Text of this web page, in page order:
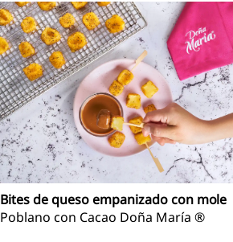
Bites de queso empanizado con mole
Poblano con Cacao Doña María ®